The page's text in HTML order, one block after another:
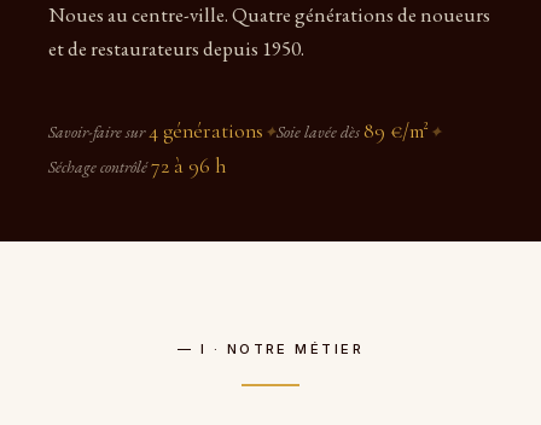
Noues au centre-ville. Quatre générations de noueurs
et de restaurateurs depuis 1950.
Savoir-faire sur4 générations ✦Soie lavée dès 89 €/m² ✦
Séchage contrôlé72 à 96 h
— I · NOTRE MÉTIER